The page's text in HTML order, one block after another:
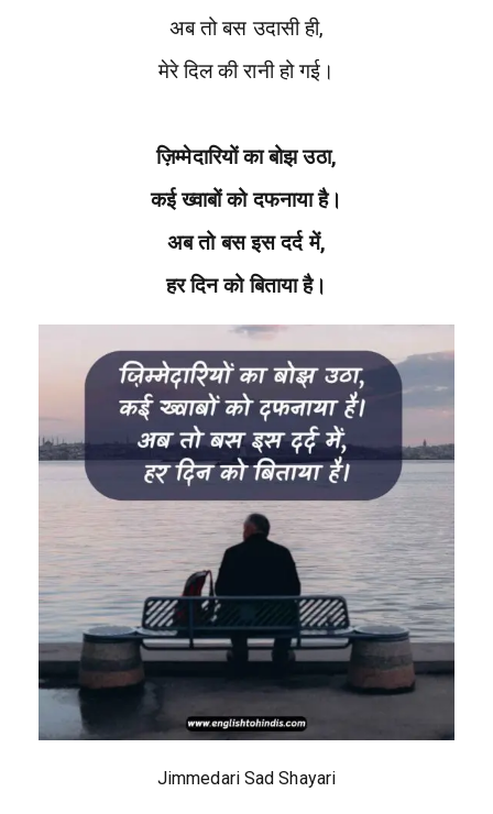
अब तो बस उदासी ही,
मेरे दिल की रानी हो गई।
ज़िम्मेदारियों का बोझ उठा,
कई ख्वाबों को दफनाया है।
अब तो बस इस दर्द में,
हर दिन को बिताया है।
Jimmedari Sad Shayari